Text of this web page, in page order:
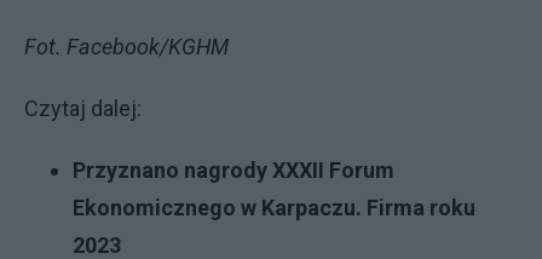
Fot. Facebook/KGHM
Czytaj dalej:
Przyznano nagrody XXXII Forum
Ekonomicznego w Karpaczu. Firma roku
2023